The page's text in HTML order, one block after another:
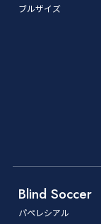
ブルザイズ
Blind Soccer
パペレシアル